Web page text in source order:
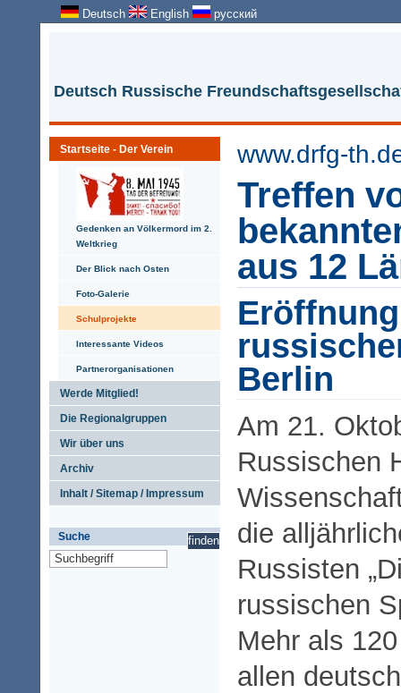
Deutsch English русский
Deutsch Russische
Startseite - Der Verein
Gedenken an Völkermord im 2.
Weltkrieg
Der Blick nach Osten
Foto-Galerie
Schulprojekte
Interessante Videos
Partnerorganisationen
Werde Mitglied!
Die Regionalgruppen
Wir über uns
Archiv
Inhalt / Sitemap / Impressum
Suche
www.drfg-
Treffen
aus 12
Berlin
Am 21.
Russischen
die
Russisten
russischen
Mehr als
allen